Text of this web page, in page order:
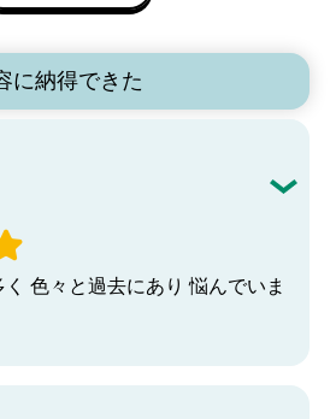
しまいました。スタッフの皆様の
し大丈夫だろうかと、不安がよぎ
は吹き飛びました。塗装におい
大変満足のいく仕上がりでさす
。
に納得できた
と過去にあり 悩んでいま